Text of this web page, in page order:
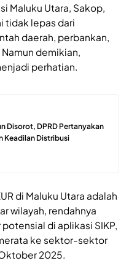
Maluku Utara, Sakop,
tidak lepas dari
daerah, perbankan,
demikian,
perhatian.
Disorot, DPRD Pertanyakan
Keadilan Distribusi
di Maluku Utara adalah
wilayah, rendahnya
di aplikasi SIKP,
ke sektor-sektor
2025.